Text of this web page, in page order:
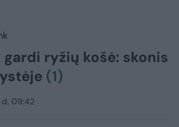
ryžių košė: skonis
(1)
09:42